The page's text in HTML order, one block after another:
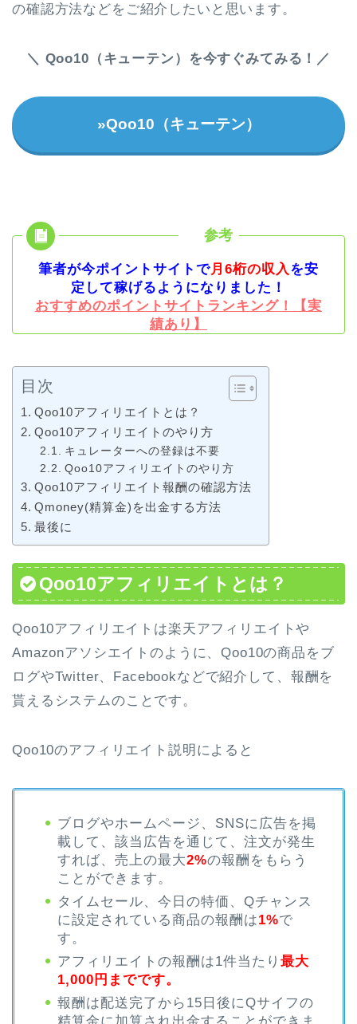
の確認方法などをご紹介したいと思います。
＼ Qoo10（キューテン）を今すぐみてみる！／
»Qoo10（キューテン）
筆者が今ポイントサイトで月6桁の収入 を安
定して稼げるようになりました！
おすすめのポイントサイトランキング！【実
績あり】
目次
Qoo10アフィリエイトとは？
Qoo10アフィリエイトのやり方
キュレーターへの登録は不要
Qoo10アフィリエイトのやり方
Qoo10アフィリエイト報酬の確認方法
Qmoney(精算金)を出金する方法
最後に
Qoo10アフィリエイトとは？
Qoo10アフィリエイトは楽天アフィリエイトや
Amazonアソシエイトのように、Qoo10の商品をブ
ログやTwitter、Facebookなどで紹介して、報酬を
貰えるシステムのことです。
Qoo10のアフィリエイト説明によると
ブログやホームページ、SNSに広告を掲
載して、該当広告を通じて、注文が発生
すれば、売上の最大2%の報酬をもらう
ことができます。
タイムセール、今日の特価、Qチャンス
に設定されている商品の報酬は1%で
す。
アフィリエイトの報酬は1件当たり 最大
1,000円までです。
報酬は配送完了から15日後にQサイフの
精算金に加算され出金することができま